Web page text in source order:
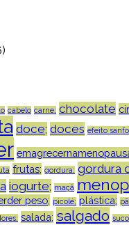
cabelo carne; chocolate
doce; doces efeito
frutas; gordura; gordura
iogurte; maçã
peso; picolé; plástica;
salada; salgado suco